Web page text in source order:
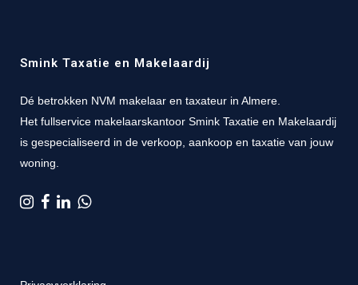
Smink Taxatie en Makelaardij
Dé betrokken NVM makelaar en taxateur in Almere.
Het fullservice makelaarskantoor Smink Taxatie en Makelaardij
is gespecialiseerd in de verkoop, aankoop en taxatie van jouw
woning.